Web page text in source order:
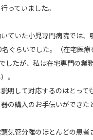
っていました。
ていた小児専門病院では、
ぐらいでした。（在宅医
したが、私は在宅専門の業
。
明して対応するのはとって
の購入のお手伝いができた
気管分離のほとんどの患者